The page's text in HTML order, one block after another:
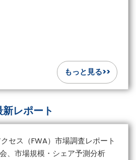
もっと見る>>
新レポート
セス（FWA）市場調査レポート
、市場規模・シェア予測分析